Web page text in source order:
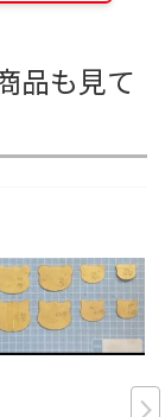
品も見て